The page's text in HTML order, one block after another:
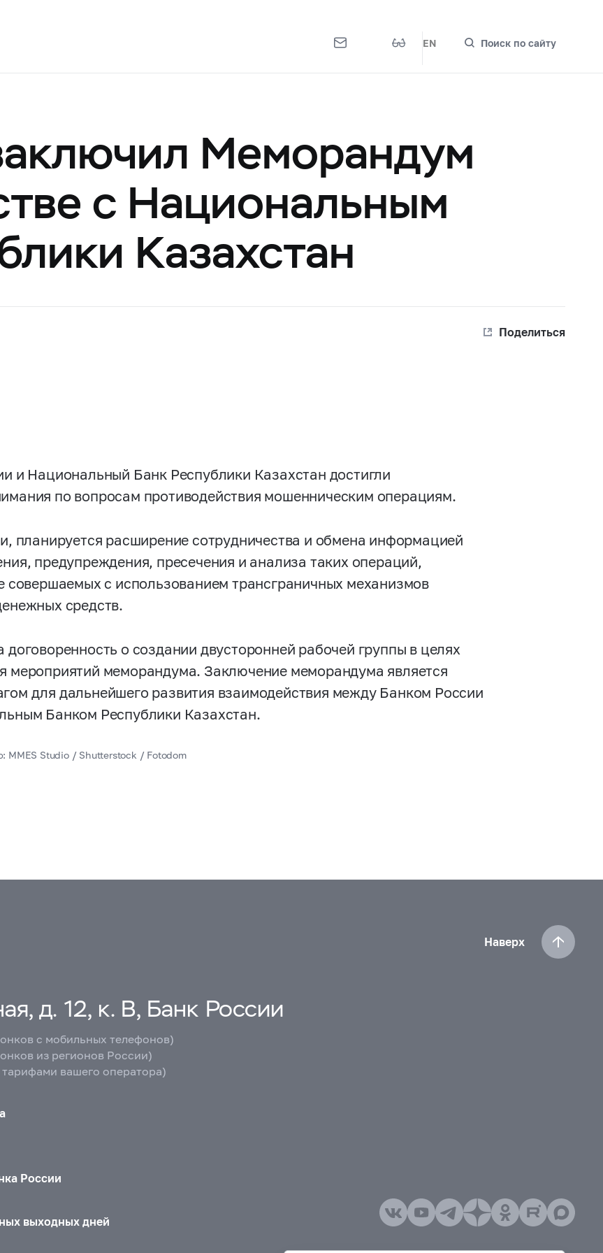
EN Поиск по сайту
Меморандум
с Национальным
Казахстан
Поделиться
и Национальный Банк Республики Казахстан достигли
по вопросам противодействия мошенническим операциям.
планируется расширение сотрудничества и обмена информацией
предупреждения, пресечения и анализа таких операций,
совершаемых с использованием трансграничных механизмов
средств.
договоренность о создании двусторонней рабочей группы в целях
мероприятий меморандума. Заключение меморандума является
для дальнейшего развития взаимодействия между Банком России
Банком Республики Казахстан.
MMES Studio / Shutterstock / Fotodom
Наверх
д. 12, к. В, Банк России
с мобильных телефонов)
из регионов России)
тарифами вашего оператора)
России
выходных дней